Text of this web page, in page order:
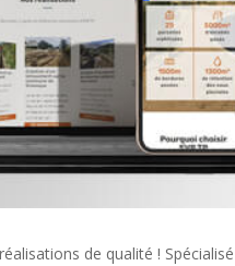
de qualité !